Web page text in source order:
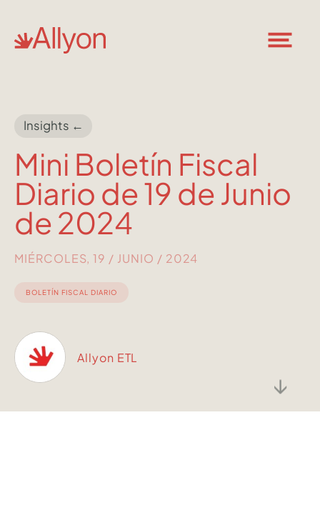
↓
Insights ←
Mini Boletín Fiscal
Diario de 19 de Junio
de 2024
MIÉRCOLES, 19 / JUNIO / 2024
BOLETÍN FISCAL DIARIO
Allyon ETL